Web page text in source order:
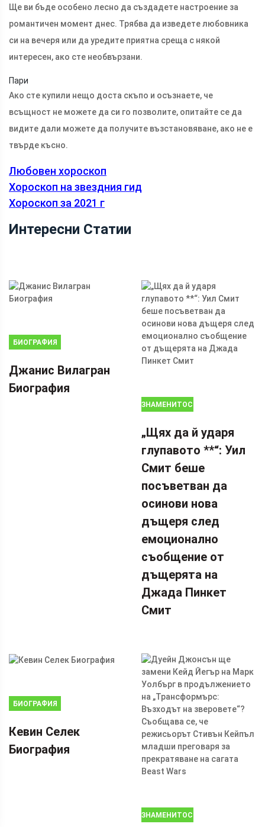
Ще ви бъде особено лесно да създадете настроение за
романтичен момент днес. Трябва да изведете любовника
си на вечеря или да уредите приятна среща с някой
интересен, ако сте необвързани.
Пари
Ако сте купили нещо доста скъпо и осъзнаете, че
всъщност не можете да си го позволите, опитайте се да
видите дали можете да получите възстановяване, ако не е
твърде късно.
Любовен хороскоп
Хороскоп на звездния гид
Хороскоп за 2021 г
Интересни Статии
БИОГРАФИЯ
Джанис Вилагран
Биография
ЗНАМЕНИТОСТИ
„Щях да й ударя
глупавото **“: Уил
Смит беше
посъветван да
осинови нова
дъщеря след
емоционално
съобщение от
дъщерята на
Джада Пинкет
Смит
БИОГРАФИЯ
Кевин Селек
Биография
ЗНАМЕНИТОСТИ